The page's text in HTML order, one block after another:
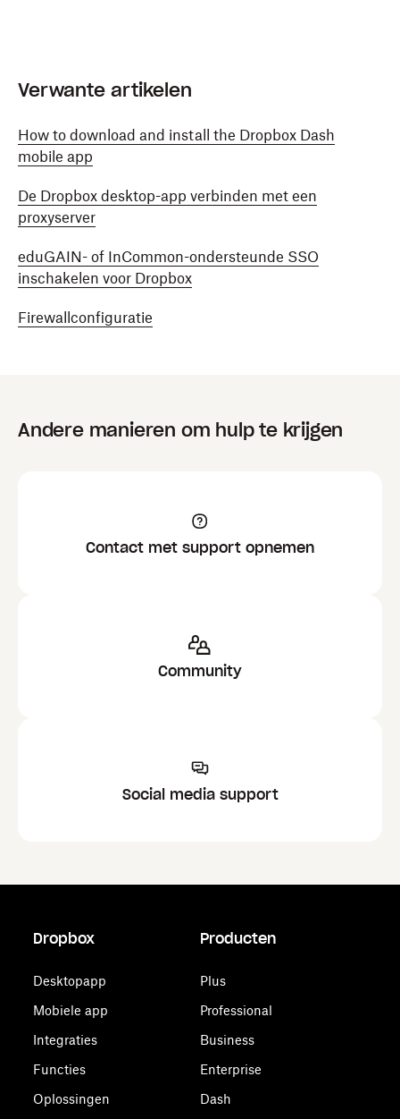
Verwante artikelen
How to download and install the Dropbox Dash
mobile app
De Dropbox desktop-app verbinden met een
proxyserver
eduGAIN- of InCommon-ondersteunde SSO
inschakelen voor Dropbox
Firewallconfiguratie
Andere manieren om hulp te krijgen
Contact met support opnemen
Community
Social media support
Dropbox
Desktopapp
Mobiele app
Integraties
Functies
Oplossingen
Producten
Plus
Professional
Business
Enterprise
Dash